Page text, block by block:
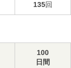
135回
100
日間